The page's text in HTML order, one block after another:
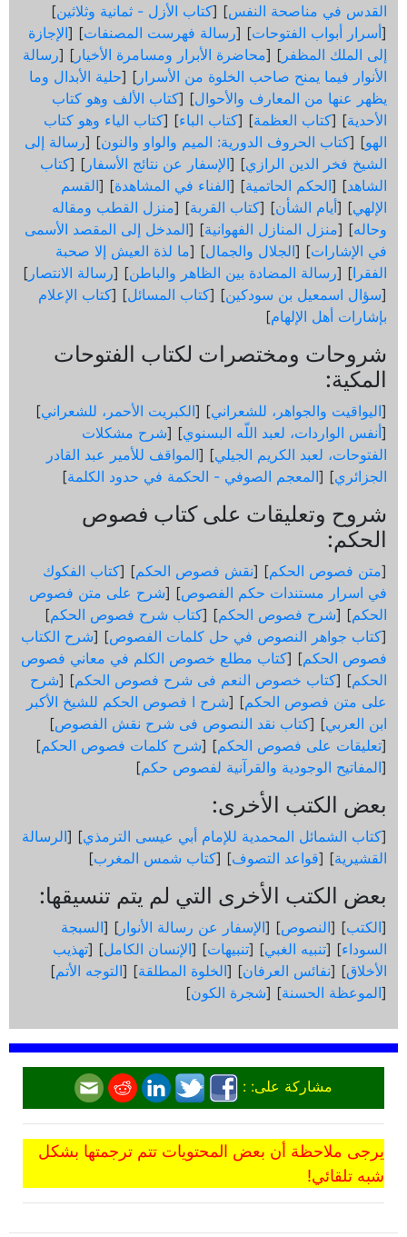
القدس في مناصحة النفس] [كتاب الأزل - ثمانية وثلاثين]
[أسرار أبواب الفتوحات] [رسالة فهرست المصنفات] [الإجازة
إلى الملك المظفر ] [محاضرة الأبرار ومسامرة الأخيار ] [رسالة
الأنوار فيما يمنح صاحب الخلوة من الأسرار ] [حلية الأبدال وما
يظهر عنها من المعارف والأحوال] [كتاب الألف وهو كتاب
الأحدية] [كتاب العظمة] [كتاب الباء] [كتاب الياء وهو كتاب
الهو] [كتاب الحروف الدورية: الميم والواو والنون] [رسالة إلى
الشيخ فخر الدين الرازي] [الإسفار عن نتائج الأسفار ] [كتاب
الشاهد] [الحكم الحاتمية] [الفناء في المشاهدة] [القسم
الإلهي] [أيام الشأن] [كتاب القربة] [منزل القطب ومقاله
وحاله] [منزل المنازل الفهوانية] [المدخل إلى المقصد الأسمى
في الإشارات] [الجلال والجمال] [ما لذة العيش إلا صحبة
الفقرا] [رسالة المضادة بين الظاهر والباطن] [رسالة الانتصار ]
[سؤال اسمعيل بن سودكين] [كتاب المسائل] [كتاب الإعلام
بإشارات أهل الإلهام]
شروحات ومختصرات لكتاب الفتوحات
المكية:
[اليواقيت والجواهر، للشعراني] [الكبريت الأحمر، للشعراني]
[أنفس الواردات، لعبد اللّه البسنوي] [شرح مشكلات
الفتوحات، لعبد الكريم الجيلي] [المواقف للأمير عبد القادر
الجزائري] [المعجم الصوفي - الحكمة في حدود الكلمة]
شروح وتعليقات على كتاب فصوص
الحكم:
[متن فصوص الحكم] [نقش فصوص الحكم] [كتاب الفكوك
في اسرار مستندات حكم الفصوص] [شرح على متن فصوص
الحكم] [شرح فصوص الحكم] [كتاب شرح فصوص الحكم]
[كتاب جواهر النصوص في حل كلمات الفصوص] [شرح الكتاب
فصوص الحكم] [كتاب مطلع خصوص الكلم في معاني فصوص
الحكم] [كتاب خصوص النعم فى شرح فصوص الحكم] [شرح
على متن فصوص الحكم] [شرح ا فصوص الحكم للشيخ الأكبر
ابن العربي] [كتاب نقد النصوص فى شرح نقش الفصوص]
[تعليقات على فصوص الحكم] [شرح كلمات فصوص الحكم]
[المفاتيح الوجودية والقرآنیة لفصوص حكم]
بعض الكتب الأخرى:
[كتاب الشمائل المحمدية للإمام أبي عيسى الترمذي] [الرسالة
القشيرية] [قواعد التصوف] [كتاب شمس المغرب]
بعض الكتب الأخرى التي لم يتم تنسيقها:
[الكتب] [النصوص] [الإسفار عن رسالة الأنوار ] [السبجة
السوداء] [تنبيه الغبي] [تنبيهات] [الإنسان الكامل] [تهذيب
الأخلاق] [نفائس العرفان] [الخلوة المطلقة] [التوجه الأتم]
[الموعظة الحسنة] [شجرة الكون]
مشاركة على: :
يرجى ملاحظة أن بعض المحتويات تتم ترجمتها بشكل
شبه تلقائي!